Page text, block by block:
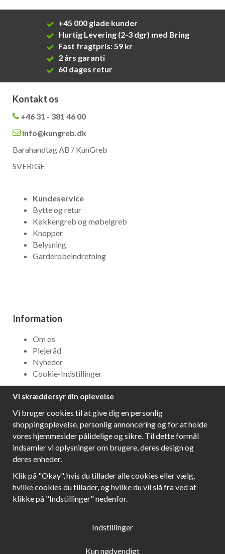
+45 000 glade kunder
Hurtig Levering (2-3 dgr) med Bring
Fast fragtpris: 59 kr
2 års garanti
60 dages retur
Kontakt os
+46 31 - 381 46 00
info@kungreb.dk
Barahandtag AB / KunGreb
SVERIGE
Kundeservice
Bytte og retur
Køkkengreb og møbelgreb
Knopper
Belysning
Garderobeindretning
Information
Om os
Plejeråd
Nyheder
Cookie-Indstillinger
NYHEDSBREV
Få bedste tilbud og\r spændende nye produkter!
Vi skræddersyr din oplevelse
Vi bruger cookies til at give dig en personlig
shoppingoplevelse, personlig annoncering og for at holde
vores hjemmesider pålidelige og sikre. Til dette formål
indsamler vi oplysninger om brugere, deres design og
deres enheder.
Klik på "Okay", hvis du tillader alle cookies eller vælg,
hvilke cookies du tillader, og hvilke du vil slå fra ved at
klikke på "Indstillinger" nedenfor.
Indstillinger
Kun nødvendigt